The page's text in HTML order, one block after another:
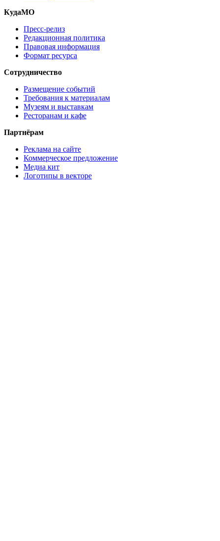
КудаМО
Пресс-релиз
Редакционная политика
Правовая информация
Формат ресурса
Сотрудничество
Размещение событий
Требования к материалам
Музеям и выставкам
Ресторанам и кафе
Партнёрам
Реклама на сайте
Коммерческое предложение
Медиа кит
Логотипы в векторе